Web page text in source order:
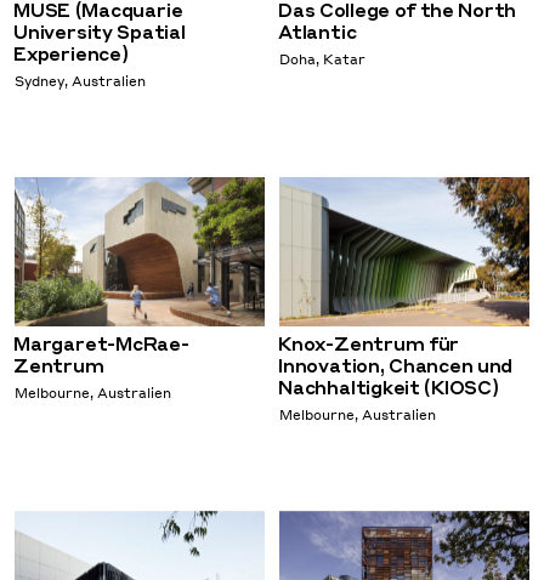
MUSE (Macquarie
University Spatial
Experience)
Sydney, Australien
Das College of the North
Atlantic
Doha, Katar
Margaret-McRae-
Zentrum
Melbourne, Australien
Knox-Zentrum für
Innovation, Chancen und
Nachhaltigkeit (KIOSC)
Melbourne, Australien